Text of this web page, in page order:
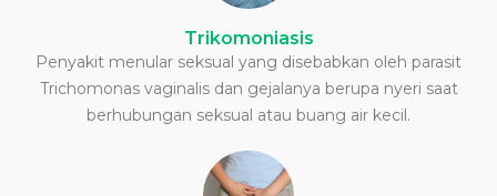
Trikomoniasis
Penyakit menular seksual yang disebabkan oleh parasit
Trichomonas vaginalis dan gejalanya berupa nyeri saat
berhubungan seksual atau buang air kecil.